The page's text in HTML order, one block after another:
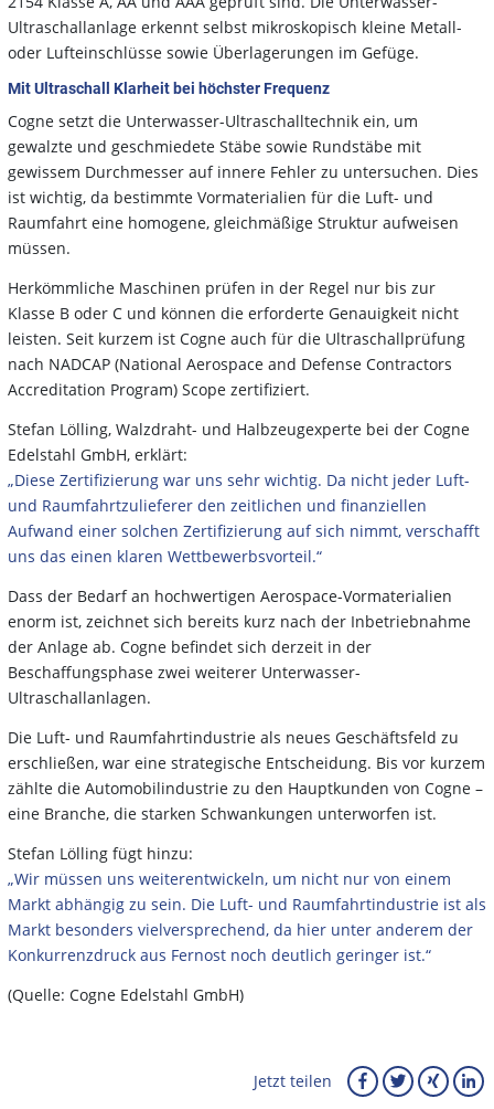
Ultraschallanlage erkennt selbst mikroskopisch kleine Metall-
oder Lufteinschlüsse sowie Überlagerungen im Gefüge.
Mit Ultraschall Klarheit bei höchster Frequenz
Cogne setzt die Unterwasser-Ultraschalltechnik ein, um
gewalzte und geschmiedete Stäbe sowie Rundstäbe mit
gewissem Durchmesser auf innere Fehler zu untersuchen. Dies
ist wichtig, da bestimmte Vormaterialien für die Luft- und
Raumfahrt eine homogene, gleichmäßige Struktur aufweisen
müssen.
Herkömmliche Maschinen prüfen in der Regel nur bis zur
Klasse B oder C und können die erforderte Genauigkeit nicht
leisten. Seit kurzem ist Cogne auch für die Ultraschallprüfung
nach NADCAP (National Aerospace and Defense Contractors
Accreditation Program) Scope zertifiziert.
Stefan Lölling, Walzdraht- und Halbzeugexperte bei der Cogne
Edelstahl GmbH, erklärt:
„Diese Zertifizierung war uns sehr wichtig. Da nicht jeder Luft-
und Raumfahrtzulieferer den zeitlichen und finanziellen
Aufwand einer solchen Zertifizierung auf sich nimmt, verschafft
uns das einen klaren Wettbewerbsvorteil.“
Dass der Bedarf an hochwertigen Aerospace-Vormaterialien
enorm ist, zeichnet sich bereits kurz nach der Inbetriebnahme
der Anlage ab. Cogne befindet sich derzeit in der
Beschaffungsphase zwei weiterer Unterwasser-
Ultraschallanlagen.
Die Luft- und Raumfahrtindustrie als neues Geschäftsfeld zu
erschließen, war eine strategische Entscheidung. Bis vor kurzem
zählte die Automobilindustrie zu den Hauptkunden von Cogne –
eine Branche, die starken Schwankungen unterworfen ist.
Stefan Lölling fügt hinzu:
„Wir müssen uns weiterentwickeln, um nicht nur von einem
Markt abhängig zu sein. Die Luft- und Raumfahrtindustrie ist als
Markt besonders vielversprechend, da hier unter anderem der
Konkurrenzdruck aus Fernost noch deutlich geringer ist.“
(Quelle: Cogne Edelstahl GmbH)
Jetzt teilen